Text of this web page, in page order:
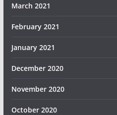
March 2021
February 2021
January 2021
December 2020
November 2020
October 2020